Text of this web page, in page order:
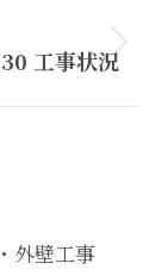
工事状況
外壁工事